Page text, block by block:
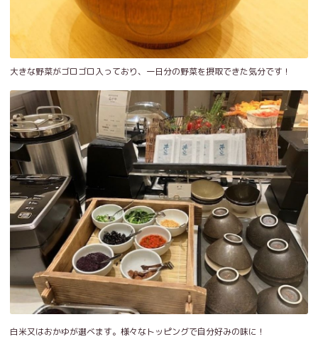
大きな野菜がゴロゴロ入っており、一日分の野菜を摂取できた気分です！
白米又はおかゆが選べます。様々なトッピングで自分好みの味に！